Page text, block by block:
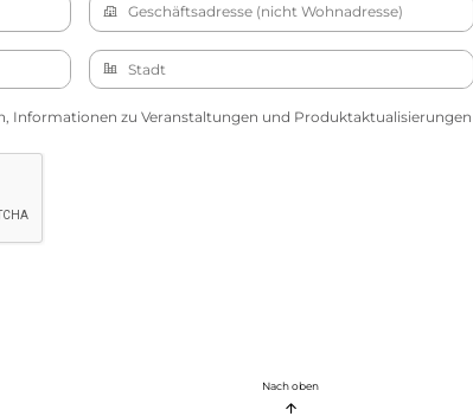
Informationen zu Veranstaltungen und
Nach oben